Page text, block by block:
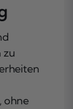
zu
ohne